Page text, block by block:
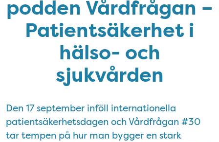
podden Vårdfrågan –
Patientsäkerhet i
hälso- och
sjukvården
Den 17 september inföll internationella
patientsäkerhetsdagen och Vårdfrågan #30
tar tempen på hur man bygger en stark